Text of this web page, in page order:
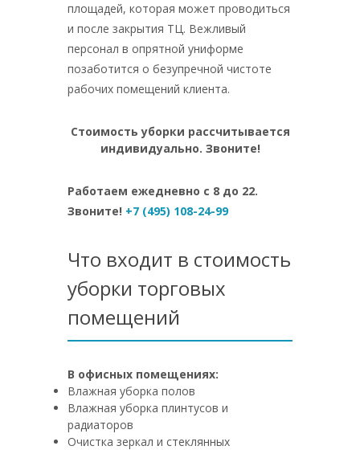
площадей, которая может проводиться
и после закрытия ТЦ. Вежливый
персонал в опрятной униформе
позаботится о безупречной чистоте
рабочих помещений клиента.
Стоимость уборки рассчитывается
индивидуально. Звоните!
Работаем ежедневно с 8 до 22.
Звоните! +7 (495) 108-24-99
Что входит в стоимость
уборки торговых
помещений
В офисных помещениях:
Влажная уборка полов
Влажная уборка плинтусов и
радиаторов
Очистка зеркал и стеклянных